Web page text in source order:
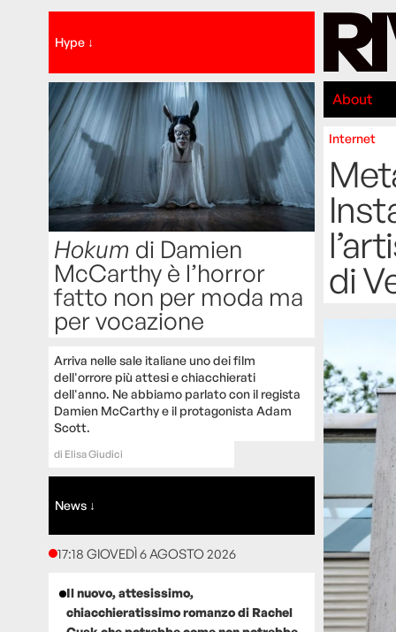
Hype ↓
Hokum di Damien
McCarthy è l’horror
fatto non per moda ma
per vocazione
Arriva nelle sale italiane uno dei film
dell'orrore più attesi e chiacchierati
dell'anno. Ne abbiamo parlato con il regista
Damien McCarthy e il protagonista Adam
Scott.
di Elisa Giudici
News ↓
17:18 GIOVEDÌ 6 AGOSTO 2026
Il nuovo, attesissimo,
chiacchieratissimo romanzo di Rachel
About
Internet
di